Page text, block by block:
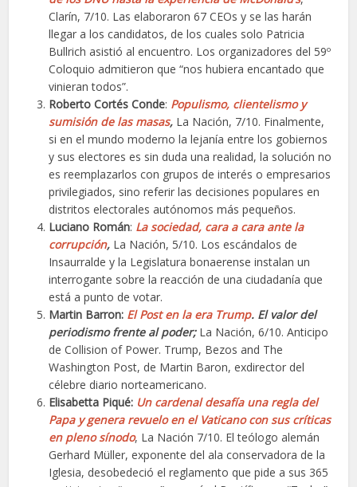
Clarín, 7/10. Las elaboraron 67 CEOs y se las harán
llegar a los candidatos, de los cuales solo Patricia
Bullrich asistió al encuentro. Los organizadores del 59º
Coloquio admitieron que “nos hubiera encantado que
vinieran todos”.
Roberto Cortés Conde: Populismo, clientelismo y
sumisión de las masas, La Nación, 7/10. Finalmente,
si en el mundo moderno la lejanía entre los gobiernos
y sus electores es sin duda una realidad, la solución no
es reemplazarlos con grupos de interés o empresarios
privilegiados, sino referir las decisiones populares en
distritos electorales autónomos más pequeños.
Luciano Román: La sociedad, cara a cara ante la
corrupción, La Nación, 5/10. Los escándalos de
Insaurralde y la Legislatura bonaerense instalan un
interrogante sobre la reacción de una ciudadanía que
está a punto de votar.
Martin Barron: El Post en la era Trump. El valor del
periodismo frente al poder; La Nación, 6/10. Anticipo
de Collision of Power. Trump, Bezos and The
Washington Post, de Martin Baron, exdirector del
célebre diario norteamericano.
Elisabetta Piqué: Un cardenal desafía una regla del
Papa y genera revuelo en el Vaticano con sus críticas
en pleno sínodo, La Nación 7/10. El teólogo alemán
Gerhard Müller, exponente del ala conservadora de la
Iglesia, desobedeció el reglamento que pide a sus 365